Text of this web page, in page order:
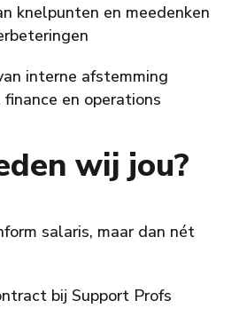
knelpunten en meedenken
interne afstemming
en operations
wij jou?
salaris, maar dan nét
bij Support Profs